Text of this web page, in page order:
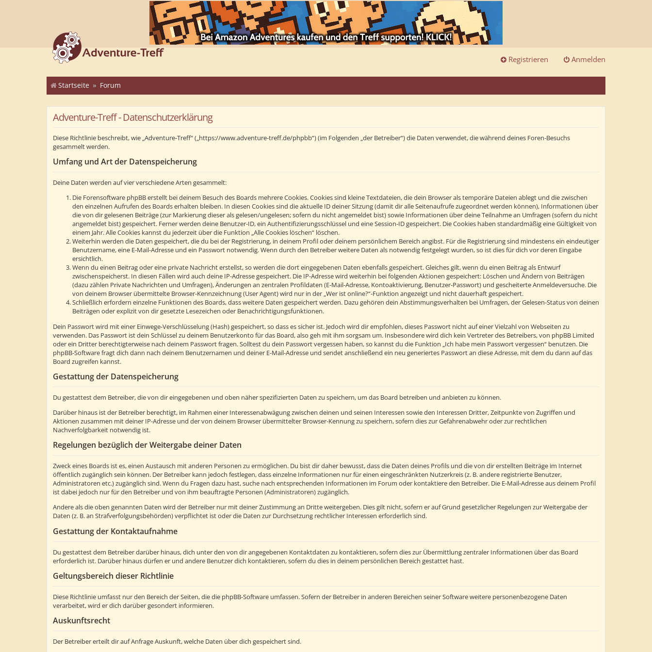
Anmelden
Registrieren
Startseite Forum
Adventure-Treff - Datenschutzerklärung
Diese Richtlinie beschreibt, wie „Adventure-Treff“ („https://www.adventure-treff.de/phpbb“) (im Folgenden „der Betreiber“) die Daten verwendet, die während deines Foren-Besuchs
gesammelt werden.
Umfang und Art der Datenspeicherung
Deine Daten werden auf vier verschiedene Arten gesammelt:
Die Forensoftware phpBB erstellt bei deinem Besuch des Boards mehrere Cookies. Cookies sind kleine Textdateien, die dein Browser als temporäre Dateien ablegt und die zwischen
den einzelnen Aufrufen des Boards erhalten bleiben. In diesen Cookies sind die aktuelle ID deiner Sitzung (damit dir alle Seitenaufrufe zugeordnet werden können), Informationen über
die von dir gelesenen Beiträge (zur Markierung dieser als gelesen/ungelesen; sofern du nicht angemeldet bist) sowie Informationen über deine Teilnahme an Umfragen (sofern du nicht
angemeldet bist) gespeichert. Ferner werden deine Benutzer-ID, ein Authentifizierungsschlüssel und eine Session-ID gespeichert. Die Cookies haben standardmäßig eine Gültigkeit von
einem Jahr. Alle Cookies kannst du jederzeit über die Funktion „Alle Cookies löschen“ löschen.
Weiterhin werden die Daten gespeichert, die du bei der Registrierung, in deinem Profil oder deinem persönlichem Bereich angibst. Für die Registrierung sind mindestens ein eindeutiger
Benutzername, eine E-Mail-Adresse und ein Passwort notwendig. Wenn durch den Betreiber weitere Daten als notwendig festgelegt wurden, so ist dies für dich vor deren Eingabe
ersichtlich.
Wenn du einen Beitrag oder eine private Nachricht erstellst, so werden die dort eingegebenen Daten ebenfalls gespeichert. Gleiches gilt, wenn du einen Beitrag als Entwurf
zwischenspeicherst. In diesen Fällen wird auch deine IP-Adresse gespeichert. Die IP-Adresse wird weiterhin bei folgenden Aktionen gespeichert: Löschen und Ändern von Beiträgen
(dazu zählen Private Nachrichten und Umfragen), Änderungen an zentralen Profildaten (E-Mail-Adresse, Kontoaktivierung, Benutzer-Passwort) und gescheiterte Anmeldeversuche. Die
von deinem Browser übermittelte Browser-Kennzeichnung (User Agent) wird nur in der „Wer ist online?“-Funktion angezeigt und nicht dauerhaft gespeichert.
Schließlich erfordern einzelne Funktionen des Boards, dass weitere Daten gespeichert werden. Dazu gehören dein Abstimmungsverhalten bei Umfragen, der Gelesen-Status von deinen
Beiträgen oder explizit von dir gesetzte Lesezeichen oder Benachrichtigungsfunktionen.
Dein Passwort wird mit einer Einwege-Verschlüsselung (Hash) gespeichert, so dass es sicher ist. Jedoch wird dir empfohlen, dieses Passwort nicht auf einer Vielzahl von Webseiten zu
verwenden. Das Passwort ist dein Schlüssel zu deinem Benutzerkonto für das Board, also geh mit ihm sorgsam um. Insbesondere wird dich kein Vertreter des Betreibers, von phpBB Limited
oder ein Dritter berechtigterweise nach deinem Passwort fragen. Solltest du dein Passwort vergessen haben, so kannst du die Funktion „Ich habe mein Passwort vergessen“ benutzen. Die
phpBB-Software fragt dich dann nach deinem Benutzernamen und deiner E-Mail-Adresse und sendet anschließend ein neu generiertes Passwort an diese Adresse, mit dem du dann auf das
Board zugreifen kannst.
Gestattung der Datenspeicherung
Du gestattest dem Betreiber, die von dir eingegebenen und oben näher spezifizierten Daten zu speichern, um das Board betreiben und anbieten zu können.
Darüber hinaus ist der Betreiber berechtigt, im Rahmen einer Interessenabwägung zwischen deinen und seinen Interessen sowie den Interessen Dritter, Zeitpunkte von Zugriffen und
Aktionen zusammen mit deiner IP-Adresse und der von deinem Browser übermittelter Browser-Kennung zu speichern, sofern dies zur Gefahrenabwehr oder zur rechtlichen
Nachverfolgbarkeit notwendig ist.
Regelungen bezüglich der Weitergabe deiner Daten
Zweck eines Boards ist es, einen Austausch mit anderen Personen zu ermöglichen. Du bist dir daher bewusst, dass die Daten deines Profils und die von dir erstellten Beiträge im Internet
öffentlich zugänglich sein können. Der Betreiber kann jedoch festlegen, dass einzelne Informationen nur für einen eingeschränkten Nutzerkreis (z. B. andere registrierte Benutzer,
Administratoren etc.) zugänglich sind. Wenn du Fragen dazu hast, suche nach entsprechenden Informationen im Forum oder kontaktiere den Betreiber. Die E-Mail-Adresse aus deinem Profil
ist dabei jedoch nur für den Betreiber und von ihm beauftragte Personen (Administratoren) zugänglich.
Andere als die oben genannten Daten wird der Betreiber nur mit deiner Zustimmung an Dritte weitergeben. Dies gilt nicht, sofern er auf Grund gesetzlicher Regelungen zur Weitergabe der
Daten (z. B. an Strafverfolgungsbehörden) verpflichtet ist oder die Daten zur Durchsetzung rechtlicher Interessen erforderlich sind.
Gestattung der Kontaktaufnahme
Du gestattest dem Betreiber darüber hinaus, dich unter den von dir angegebenen Kontaktdaten zu kontaktieren, sofern dies zur Übermittlung zentraler Informationen über das Board
erforderlich ist. Darüber hinaus dürfen er und andere Benutzer dich kontaktieren, sofern du dies in deinem persönlichen Bereich gestattet hast.
Geltungsbereich dieser Richtlinie
Diese Richtlinie umfasst nur den Bereich der Seiten, die die phpBB-Software umfassen. Sofern der Betreiber in anderen Bereichen seiner Software weitere personenbezogene Daten
verarbeitet, wird er dich darüber gesondert informieren.
Auskunftsrecht
Der Betreiber erteilt dir auf Anfrage Auskunft, welche Daten über dich gespeichert sind.